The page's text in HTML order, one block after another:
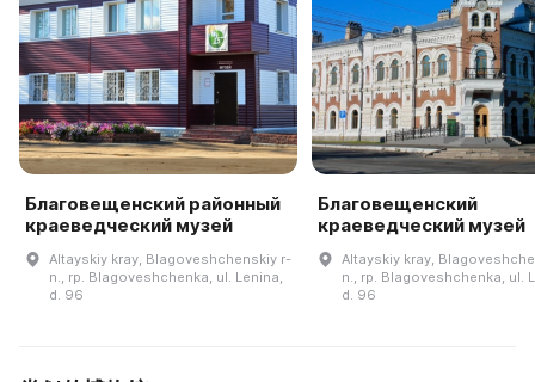
Благовещенский районный
краеведческий музей
Altayskiy kray, Blagoveshchenskiy r-
n., rp. Blagoveshchenka, ul. Lenina,
d. 96
Благовещенский
краеведческий музей
Altayskiy kray,
n., rp. Blagoveshchenka, ul.
d. 96